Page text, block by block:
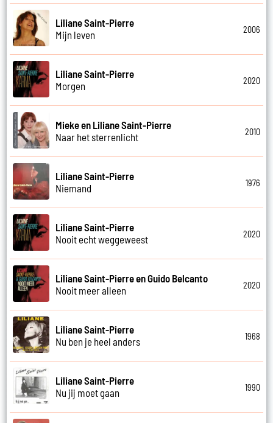
Liliane Saint-Pierre
Mijn leven
2006
Liliane Saint-Pierre
Morgen
2020
Mieke en Liliane Saint-Pierre
Naar het sterrenlicht
2010
Liliane Saint-Pierre
Niemand
1976
Liliane Saint-Pierre
Nooit echt weggeweest
2020
Liliane Saint-Pierre en Guido Belcanto
Nooit meer alleen
2020
Liliane Saint-Pierre
Nu ben je heel anders
1968
Liliane Saint-Pierre
Nu jij moet gaan
1990